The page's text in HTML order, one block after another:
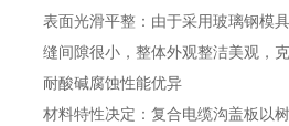
表面光滑平整 ：由于采用玻璃钢模
缝间隙很小，整体外观整洁美观，
耐酸碱腐蚀性能优异
材料特性决定 ：复合电缆沟盖板以